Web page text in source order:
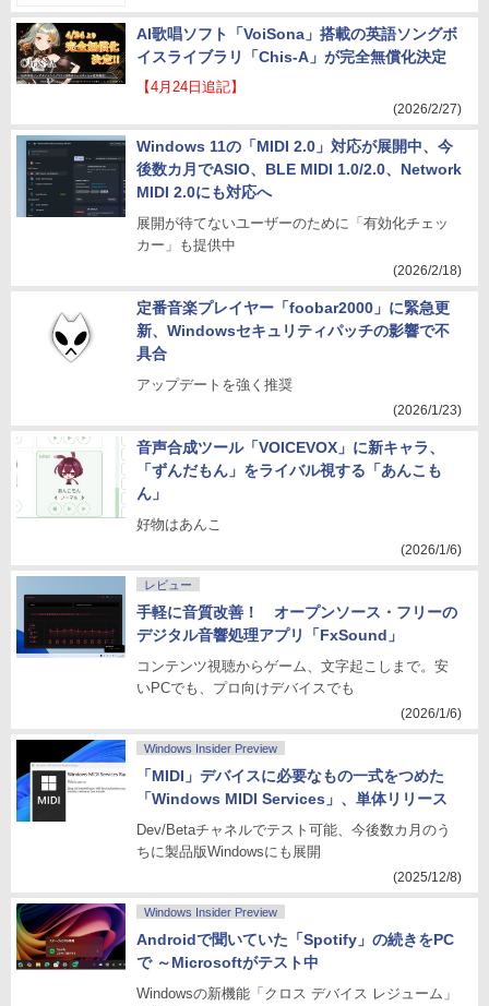
AI歌唱ソフト「VoiSona」搭載の英語ソングボ
イスライブラリ「Chis-A」が完全無償化決定
【4月24日追記】
(2026/2/27)
Windows 11の「MIDI 2.0」対応が展開中、今
後数カ月でASIO、BLE MIDI 1.0/2.0、Network
MIDI 2.0にも対応へ
展開が待てないユーザーのために「有効化チェッ
カー」も提供中
(2026/2/18)
定番音楽プレイヤー「foobar2000」に緊急更
新、Windowsセキュリティパッチの影響で不
具合
アップデートを強く推奨
(2026/1/23)
音声合成ツール「VOICEVOX」に新キャラ、
「ずんだもん」をライバル視する「あんこも
ん」
好物はあんこ
(2026/1/6)
レビュー
手軽に音質改善！ オープンソース・フリーの
デジタル音響処理アプリ「FxSound」
コンテンツ視聴からゲーム、文字起こしまで。安
いPCでも、プロ向けデバイスでも
(2026/1/6)
Windows Insider Preview
「MIDI」デバイスに必要なもの一式をつめた
「Windows MIDI Services」、単体リリース
Dev/Betaチャネルでテスト可能、今後数カ月のう
ちに製品版Windowsにも展開
(2025/12/8)
Windows Insider Preview
Androidで聞いていた「Spotify」の続きをPC
で ～Microsoftがテスト中
Windowsの新機能「クロス デバイス レジューム」